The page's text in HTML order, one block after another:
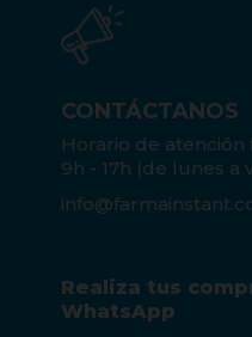
CONTÁCTANOS
Horario de atención
9h - 17h (de lunes a
Realiza tus
WhatsApp